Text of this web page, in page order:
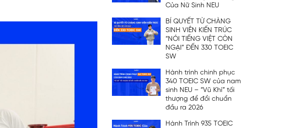
Của Nữ Sinh NEU
BÍ QUYẾT TỪ CHÀNG
SINH VIÊN KIẾN TRÚC
“NÓI TIẾNG VIỆT CÒN
NGẠI” ĐẾN 330 TOEIC
SW
Hành trình chinh phục
340 TOEIC SW của nam
sinh NEU – “Vũ Khí” tối
thượng để đổi chuẩn
đầu ra 2026
Hành Trình 935 TOEIC